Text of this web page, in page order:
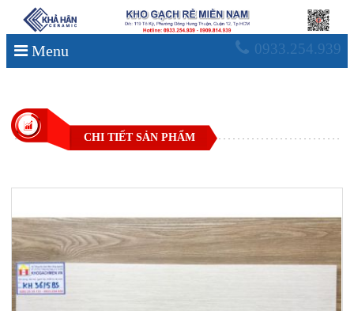
Menu 0933.254.939
CHI TIẾT SẢN PHẨM